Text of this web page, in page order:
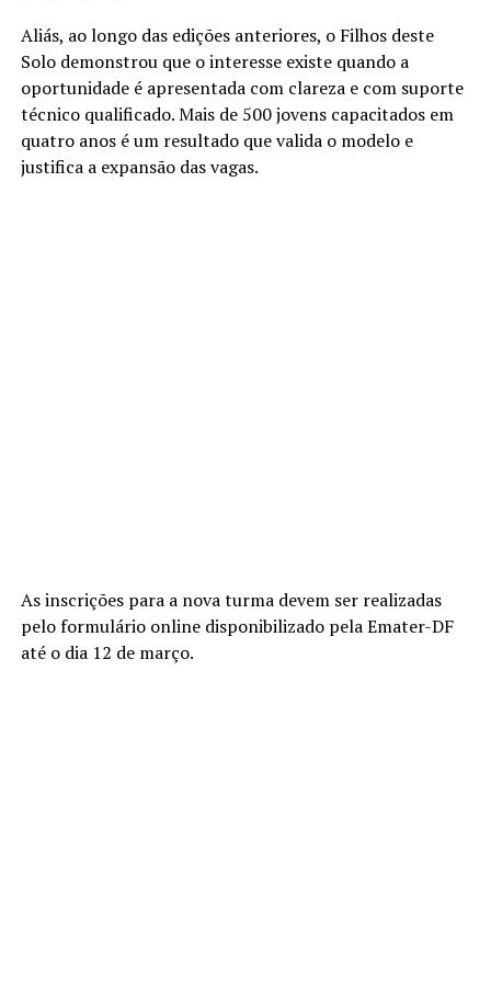
Aliás, ao longo das edições anteriores, o Filhos deste
Solo demonstrou que o interesse existe quando a
oportunidade é apresentada com clareza e com suporte
técnico qualificado. Mais de 500 jovens capacitados em
quatro anos é um resultado que valida o modelo e
justifica a expansão das vagas.
As inscrições para a nova turma devem ser realizadas
pelo formulário online disponibilizado pela Emater-DF
até o dia 12 de março.